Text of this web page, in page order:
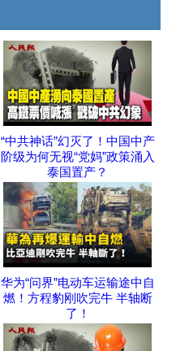
“中共神话”幻灭了！中国中产
阶级为何无视“党妈”政策涌入
泰国置产？
华为“问界”电动车运输途中自
燃！方程豹刚吹完牛 半轴断
了！